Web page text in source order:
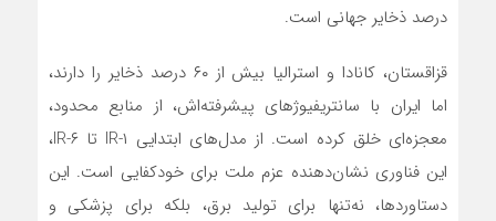
درصد ذخایر جهانی است.
قزاقستان، کانادا و استرالیا بیش از ۶۰ درصد ذخایر را دارند،
اما ایران با سانتریفیوژهای پیشرفته‌اش، از منابع محدود،
معجزه‌ای خلق کرده است. از مدل‌های ابتدایی IR-۱ تا IR-۶،
این فناوری نشان‌دهنده عزم ملت برای خودکفایی است. این
دستاوردها، نه‌تنها برای تولید برق، بلکه برای پزشکی و